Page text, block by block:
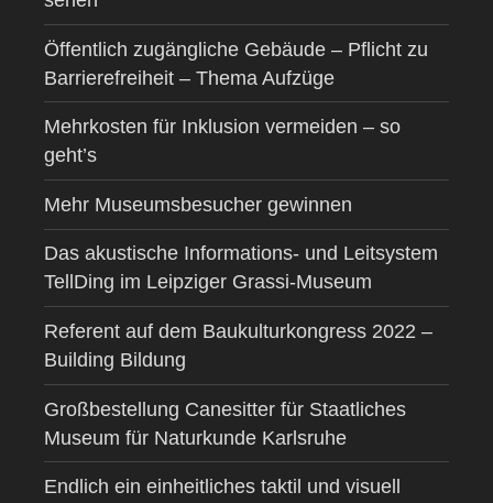
Öffentlich zugängliche Gebäude – Pflicht zu
Barrierefreiheit – Thema Aufzüge
Mehrkosten für Inklusion vermeiden – so
geht’s
Mehr Museumsbesucher gewinnen
Das akustische Informations- und Leitsystem
TellDing im Leipziger Grassi-Museum
Referent auf dem Baukulturkongress 2022 –
Building Bildung
Großbestellung Canesitter für Staatliches
Museum für Naturkunde Karlsruhe
Endlich ein einheitliches taktil und visuell